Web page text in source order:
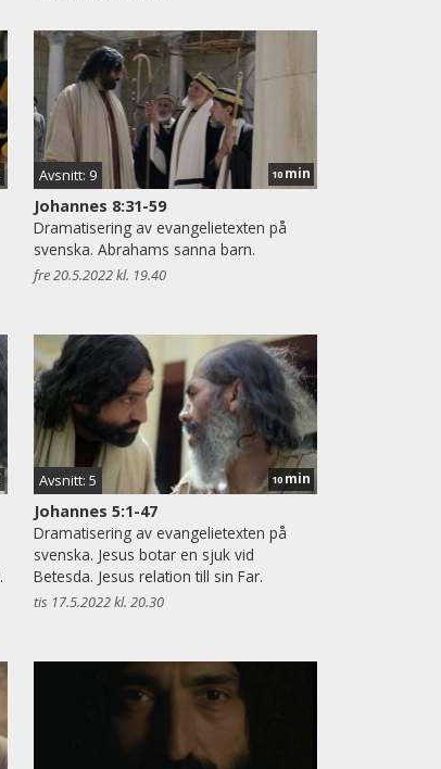
Avsnitt: 9 10 min
Johannes 8:31-59
Dramatisering av evangelietexten på
svenska. Abrahams sanna barn.
fre 20.5.2022 kl. 19.40
Avsnitt: 5 10 min
Johannes 5:1-47
Dramatisering av evangelietexten på
svenska. Jesus botar en sjuk vid
Betesda. Jesus relation till sin Far.
tis 17.5.2022 kl. 20.30